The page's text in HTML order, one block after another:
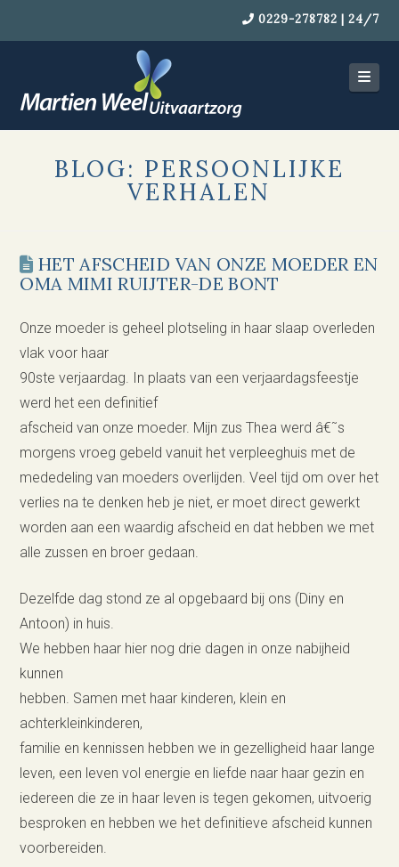
0229-278782 | 24/7
BLOG: PERSOONLIJKE
VERHALEN
HET AFSCHEID VAN ONZE MOEDER EN
OMA MIMI RUIJTER-DE BONT
Onze moeder is geheel plotseling in haar slaap overleden
vlak voor haar
90ste verjaardag. In plaats van een verjaardagsfeestje
werd het een definitief
afscheid van onze moeder. Mijn zus Thea werd â€˜s
morgens vroeg gebeld vanuit het verpleeghuis met de
mededeling van moeders overlijden. Veel tijd om over het
verlies na te denken heb je niet, er moet direct gewerkt
worden aan een waardig afscheid en dat hebben we met
alle zussen en broer gedaan.
Dezelfde dag stond ze al opgebaard bij ons (Diny en
Antoon) in huis.
We hebben haar hier nog drie dagen in onze nabijheid
kunnen
hebben. Samen met haar kinderen, klein en
achterkleinkinderen,
familie en kennissen hebben we in gezelligheid haar lange
leven, een leven vol energie en liefde naar haar gezin en
iedereen die ze in haar leven is tegen gekomen, uitvoerig
besproken en hebben we het definitieve afscheid kunnen
voorbereiden.